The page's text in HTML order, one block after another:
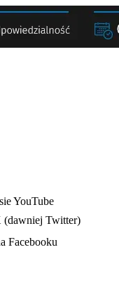
YouTube
(dawniej Twitter)
Facebooku